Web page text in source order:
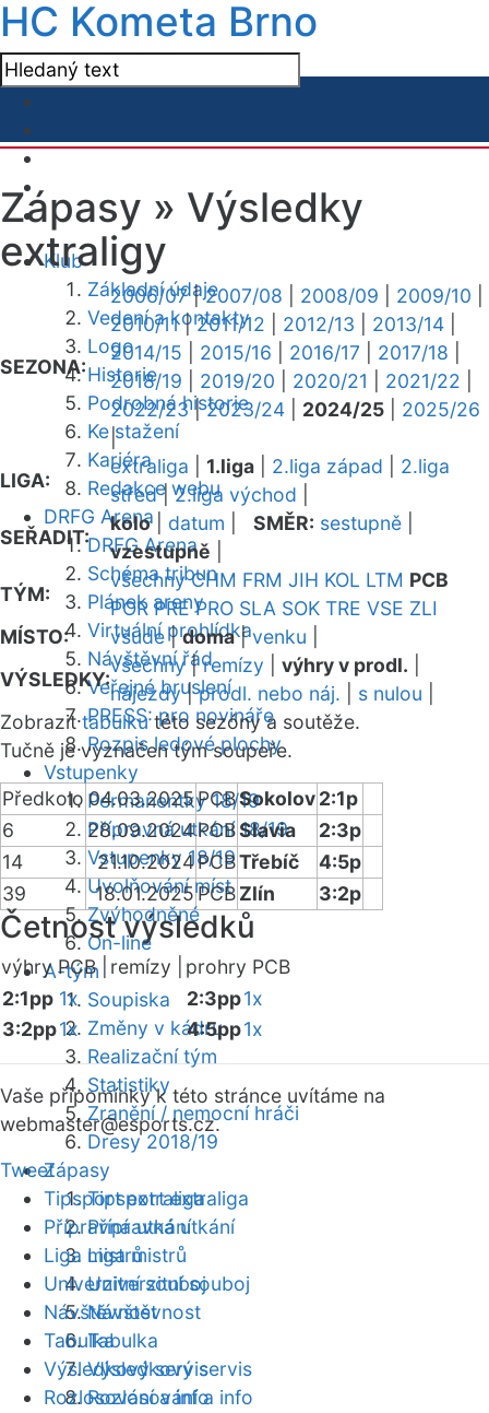
HC Kometa Brno
Klub
Základní údaje
Vedení a kontakty
Logo
Historie
Podrobná historie
Ke stažení
Kariéra
Redakce webu
DRFG Arena
DRFG Arena
Schéma tribun
Plánek areny
Virtuální prohlídka
Návštěvní řád
Veřejné bruslení
PRESS: pro novináře
Rozpis ledové plochy
Vstupenky
Permanentky 18/19
Přípravná utkání 18/19
Vstupenky 18/19
Uvolňování míst
Zvýhodněné
On-line
A-tým
Soupiska
Změny v kádru
Realizační tým
Statistiky
Zranění / nemocní hráči
Dresy 2018/19
Zápasy
Tipsport extraliga
Přípravná utkání
Liga mistrů
Univerzitní souboj
Návštěvnost
Tabulka
Výsledkový servis
Rozlosování a info
Zápasy » Výsledky
extraligy
SEZONA:
2006/07|2007/08 2008/09 2009/10
2010/11|2011/12 2012/13 2013/14
2014/15
2015/16 2016/17 2017/18
2018/19
2019/20 2020/21 2021/22
2022/23|2023/24 2024/25
2025/26
|
LIGA:
extraliga 1.liga 2.liga západ
2.liga
střed|2.liga východ
SEŘADIT:
kolo| datum SMĚR: sestupně
vzestupně
TÝM:
všechny CHM FRM JIH KOL LTM PCB
POR PRE PRO SLA SOK TRE VSE ZLI
MÍSTO:
všude|doma|venku
VÝSLEDKY:
všechny|remízy výhry v prodl.
nájezdy|prodl. nebo náj. s nulou
Zobrazittabulkutéto sezóny a soutěže.
Tučně je vyznačen tým soupeře.
Předkolo 04.03.2025PCBSokolov2:1p
6
28.09.2024PCBSlavia
2:3p
14
21.10.2024PCBTřebíč
4:5p
39
18.01.2025 PCBZlín 3:2p
Četnost výsledků
výhry PCB | remízy |
prohry PCB
2:1pp 1x
3:2pp1x
2:3pp1x
4:5pp1x
Vaše připomínky k této stránce uvítáme na
webmaster@esports.cz.
Tweet
Tipsport extraliga
Přípravná utkání
Liga mistrů
Univerzitní souboj
Návštěvnost
Tabulka
Výsledkový servis
Rozlosování a info